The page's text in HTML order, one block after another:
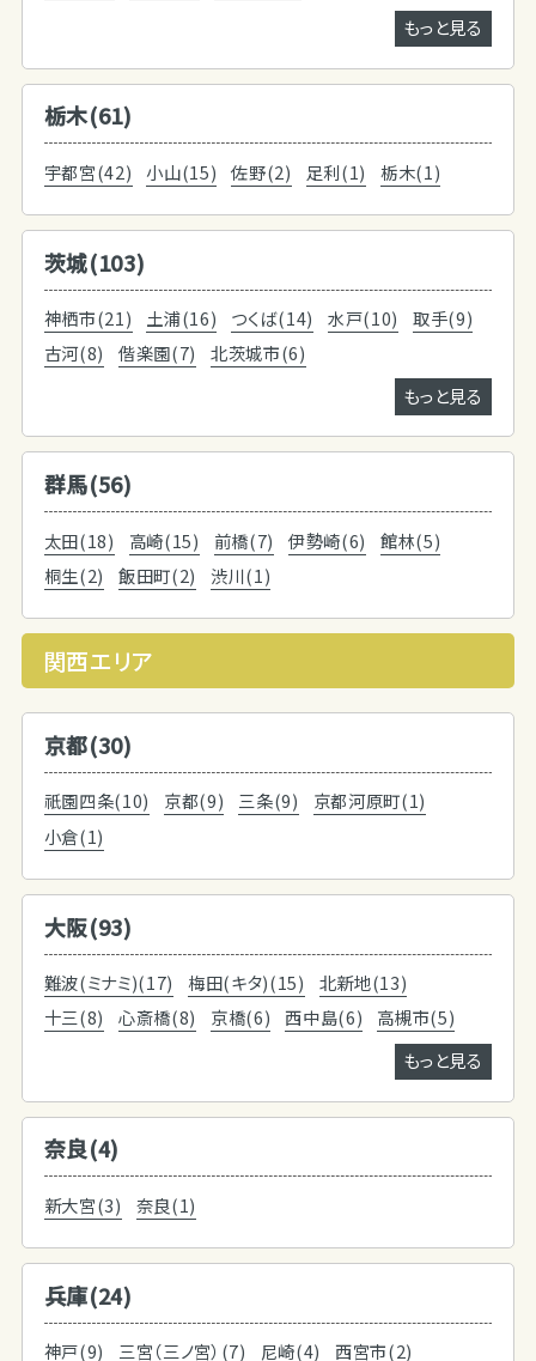
もっと見る
栃木(61)
宇都宮(42) 小山(15) 佐野(2) 足利(1) 栃木(1)
茨城(103)
神栖市(21) 土浦(16) つくば(14) 水戸(10)
取手(9)
古河(8)
偕楽園(7)
北茨城市(6)
もっと見る
群馬(56)
太田(18) 高崎(15) 前橋(7) 伊勢崎(6)
館林(5)
桐生(2)
飯田町(2) 渋川(1)
関西エリア
京都(30)
祇園四条(10) 京都(9) 三条(9)
京都河原町(1)
小倉(1)
大阪(93)
難波(ミナミ)(17) 梅田(キタ)(15)
北新地(13)
十三(8)
心斎橋(8) 京橋(6) 西中島(6)
高槻市(5)
もっと見る
奈良(4)
新大宮(3) 奈良(1)
兵庫(24)
神戸(9) 三宮（三ノ宮）(7) 尼崎(4) 西宮市(2)